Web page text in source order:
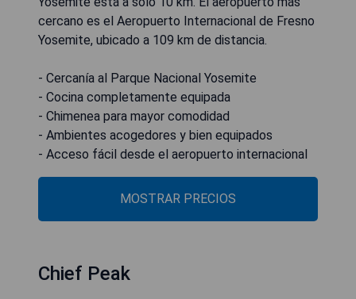
cercano es el Aeropuerto Internacional de Fresno
Yosemite, ubicado a 109 km de distancia.
- Cercanía al Parque Nacional Yosemite
- Cocina completamente equipada
- Chimenea para mayor comodidad
- Ambientes acogedores y bien equipados
- Acceso fácil desde el aeropuerto internacional
MOSTRAR PRECIOS
Chief Peak